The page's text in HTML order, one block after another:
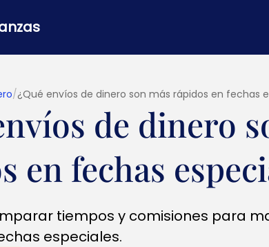
/¿Qué envíos de dinero son más rápidos en fechas
de dinero
en fechas
tiempos y comisiones para
especiales.